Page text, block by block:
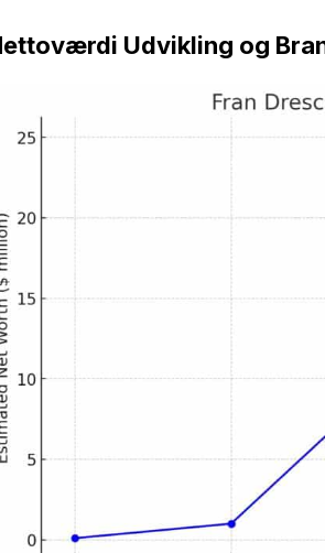
Udvikling og